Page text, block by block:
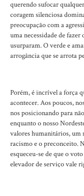
querendo sufocar
coragem silenciosa
preocupação com a
uma necessidade de fazer
usurparam. O verde e
arrogância que se arrota
Porém, é incrível a força
acontecer. Aos poucos,
nos posicionando para
enquanto o nosso
valores humanitários, um
racismo e o preconceito.
esqueceu-se de que o
elevador de serviço vale